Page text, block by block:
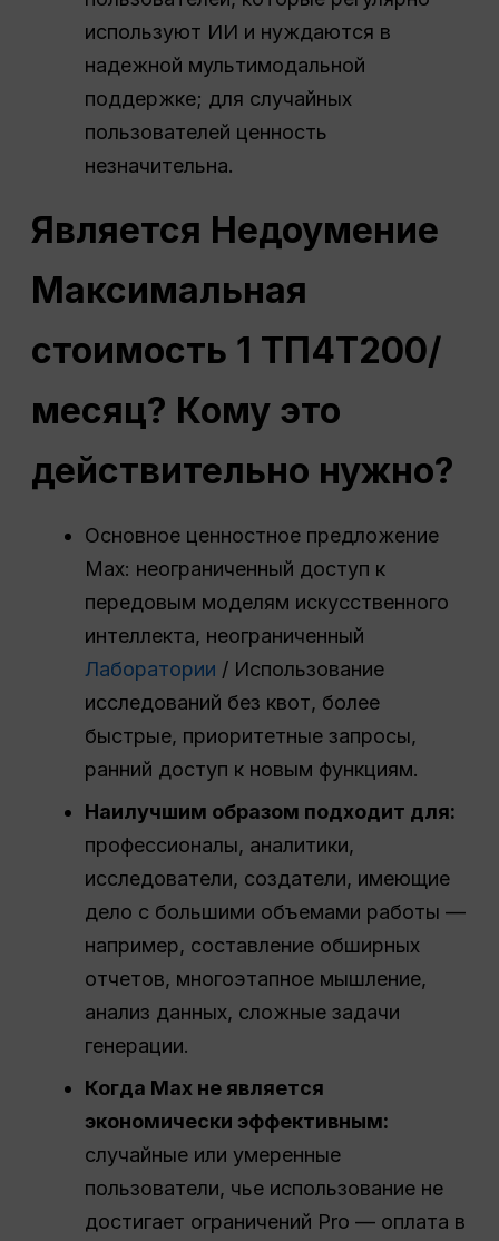
используют ИИ и нуждаются в
надежной мультимодальной
поддержке; для случайных
пользователей ценность
незначительна.
Является Недоумение
Максимальная
стоимость 1 ТП4Т200/
месяц? Кому это
действительно нужно?
Основное ценностное предложение
Max: неограниченный доступ к
передовым моделям искусственного
интеллекта, неограниченный
Лаборатории / Использование
исследований без квот, более
быстрые, приоритетные запросы,
ранний доступ к новым функциям.
Наилучшим образом подходит для:
профессионалы, аналитики,
исследователи, создатели, имеющие
дело с большими объемами работы —
например, составление обширных
отчетов, многоэтапное мышление,
анализ данных, сложные задачи
генерации.
Когда Max не является
экономически эффективным:
случайные или умеренные
пользователи, чье использование не
достигает ограничений Pro — оплата в